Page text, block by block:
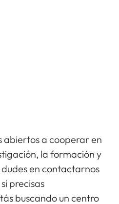
abiertos a cooperar en
la formación y
en contactarnos
precisas
buscando un centro